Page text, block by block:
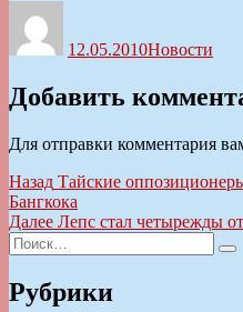
12.05.2010Новости
Добавить
Для отправки комментария
Навигация
по
записям
Назад Предыдущая
запись:
Тайские
Бангкока
Далее Следующая
Лепс стал четырежды
Искать:
Рубрики